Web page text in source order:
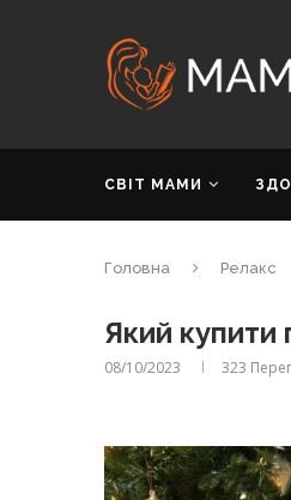
СВІТ МАМИ
Головна Релакс
Який
08/10/2023 323